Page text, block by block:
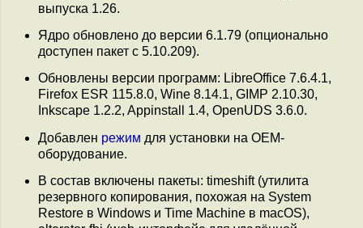
выпуска 1.26.
Ядро обновлено до версии 6.1.79 (опционально
доступен пакет с 5.10.209).
Обновлены версии программ: LibreOffice 7.6.4.1,
Firefox ESR 115.8.0, Wine 8.14.1, GIMP 2.10.30,
Inkscape 1.2.2, Appinstall 1.4, OpenUDS 3.6.0.
Добавлен режим для установки на OEM-
оборудование.
В состав включены пакеты: timeshift (утилита
резервного копирования, похожая на System
Restore в Windows и Time Machine в macOS),